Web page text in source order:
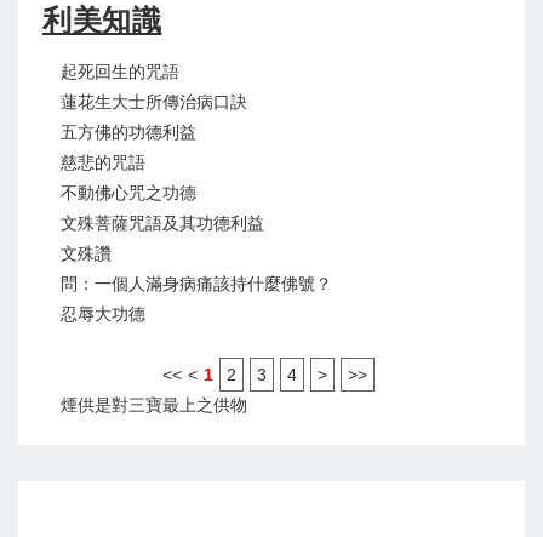
利美知識
起死回生的咒語
蓮花生大士所傳治病口訣
五方佛的功德利益
慈悲的咒語
不動佛心咒之功德
文殊菩薩咒語及其功德利益
文殊讚
問：一個人滿身病痛該持什麼佛號？
忍辱大功德
<< < 1 2 3 4 >
>>
煙供是對三寶最上之供物